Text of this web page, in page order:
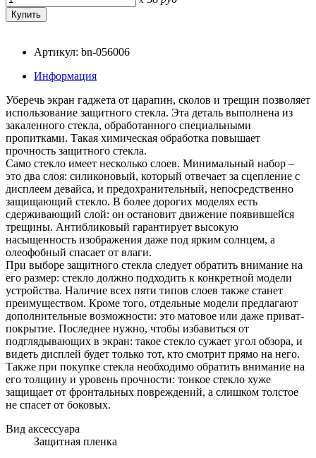
Артикул: bn-056006
Информация
Уберечь экран гаджета от царапин, сколов и трещин позволяет
использование защитного стекла. Эта деталь выполнена из
закаленного стекла, обработанного специальными
пропитками. Такая химическая обработка повышает
прочность защитного стекла.
Само стекло имеет несколько слоев. Минимальный набор –
это два слоя: силиконовый, который отвечает за сцепление с
дисплеем девайса, и предохранительный, непосредственно
защищающий стекло. В более дорогих моделях есть
сдерживающий слой: он остановит движение появившейся
трещины. Антибликовый гарантирует высокую
насыщенность изображения даже под ярким солнцем, а
олеофобный спасает от влаги.
При выборе защитного стекла следует обратить внимание на
его размер: стекло должно подходить к конкретной модели
устройства. Наличие всех пяти типов слоев также станет
преимуществом. Кроме того, отдельные модели предлагают
дополнительные возможности: это матовое или даже приват-
покрытие. Последнее нужно, чтобы избавиться от
подглядывающих в экран: такое стекло сужает угол обзора, и
видеть дисплей будет только тот, кто смотрит прямо на него.
Также при покупке стекла необходимо обратить внимание на
его толщину и уровень прочности: тонкое стекло хуже
защищает от фронтальных повреждений, а слишком толстое
не спасет от боковых.
Вид аксессуара
Защитная пленка